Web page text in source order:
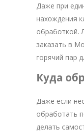
Даже при
нахождения
обработкой.
заказать в
горячий пар
Куда
Даже если
обработать
делать